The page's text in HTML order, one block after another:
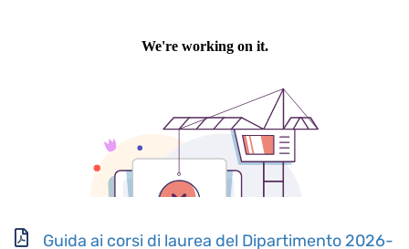
Guida ai corsi di laurea del Dipartimento 2026-